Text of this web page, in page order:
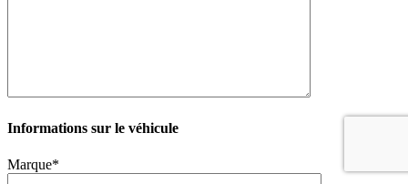
Informations sur le véhicule
Marque*